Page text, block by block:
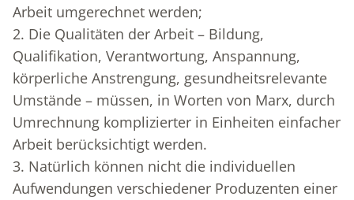
Arbeit umgerechnet werden;
2. Die Qualitäten der Arbeit – Bildung,
Qualifikation, Verantwortung, Anspannung,
körperliche Anstrengung, gesundheitsrelevante
Umstände – müssen, in Worten von Marx, durch
Umrechnung komplizierter in Einheiten einfacher
Arbeit berücksichtigt werden.
3. Natürlich können nicht die individuellen
Aufwendungen verschiedener Produzenten einer